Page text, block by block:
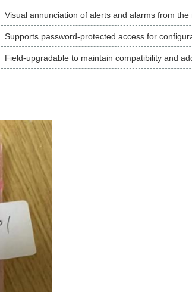
Visual annunciation of alerts and alarms from the
Supports password-protected access for
Field-upgradable to maintain compatibility and